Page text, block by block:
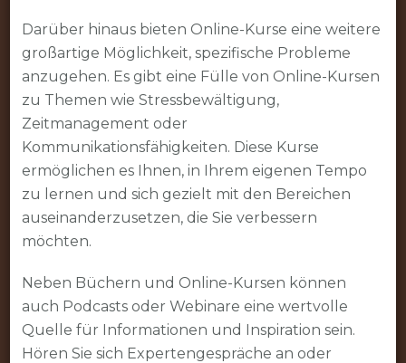
Darüber hinaus bieten Online-Kurse eine weitere
großartige Möglichkeit, spezifische Probleme
anzugehen. Es gibt eine Fülle von Online-Kursen
zu Themen wie Stressbewältigung,
Zeitmanagement oder
Kommunikationsfähigkeiten. Diese Kurse
ermöglichen es Ihnen, in Ihrem eigenen Tempo
zu lernen und sich gezielt mit den Bereichen
auseinanderzusetzen, die Sie verbessern
möchten.
Neben Büchern und Online-Kursen können
auch Podcasts oder Webinare eine wertvolle
Quelle für Informationen und Inspiration sein.
Hören Sie sich Expertengespräche an oder